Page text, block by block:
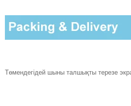
Төмендегідей шыны талшықты терезе